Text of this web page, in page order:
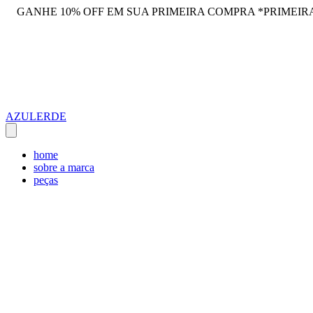
GANHE 10% OFF EM SUA PRIMEIRA COMPRA
AZULERDE
home
sobre a marca
peças